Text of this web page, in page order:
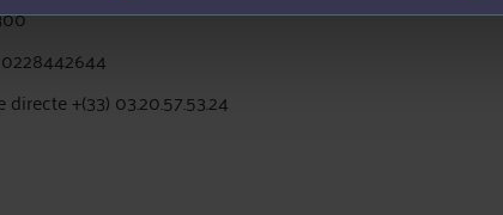
+(33) 03.20.57.53.24